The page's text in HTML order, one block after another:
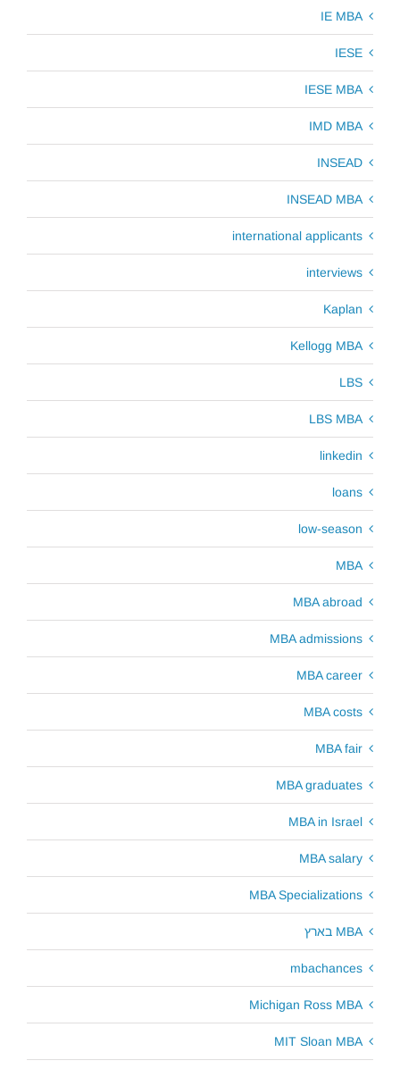
IE MBA
IESE
IESE MBA
IMD MBA
INSEAD
INSEAD MBA
international applicants
interviews
Kaplan
Kellogg MBA
LBS
LBS MBA
linkedin
loans
low-season
MBA
MBA abroad
MBA admissions
MBA career
MBA costs
MBA fair
MBA graduates
MBA in Israel
MBA salary
MBA Specializations
MBA בארץ
mbachances
Michigan Ross MBA
MIT Sloan MBA